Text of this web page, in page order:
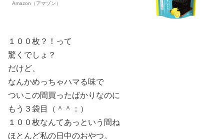
Amazon（アマゾン）
１００枚？！って
驚くでしょ？
だけど、
なんかめっちゃハマる味で
ついこの間買ったばかりなのに
もう３袋目（＾＾：）
１００枚なんてあっという間ね
ほとんど私の日中のおやつ。